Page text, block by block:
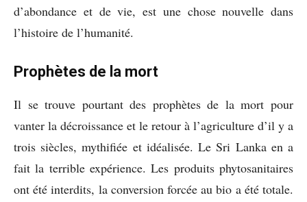
d’abondance et de vie, est une chose nouvelle dans
l’histoire de l’humanité.
Prophètes de la mort
Il se trouve pourtant des prophètes de la mort pour
vanter la décroissance et le retour à l’agriculture d’il y a
trois siècles, mythifiée et idéalisée. Le Sri Lanka en a
fait la terrible expérience. Les produits phytosanitaires
ont été interdits, la conversion forcée au bio a été totale.